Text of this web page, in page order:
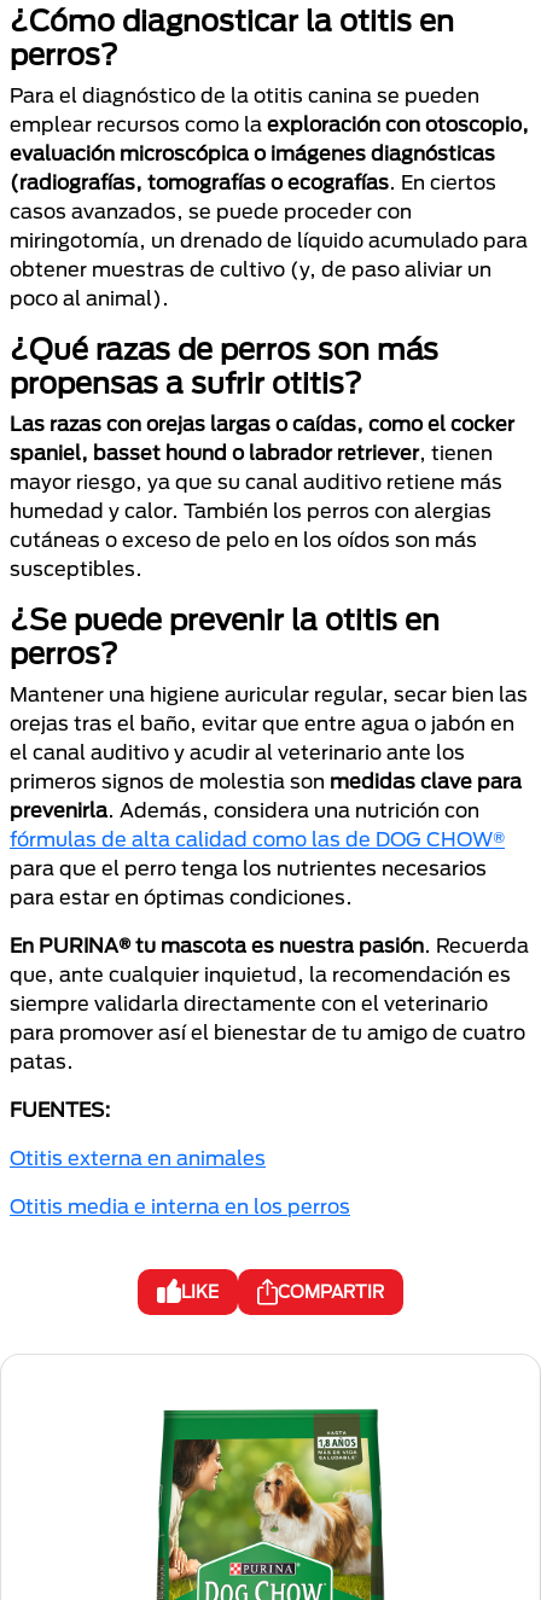
¿Cómo diagnosticar la otitis en
perros?
Para el diagnóstico de la otitis canina se pueden
emplear recursos como la exploración con otoscopio,
evaluación microscópica o imágenes diagnósticas
(radiografías, tomografías o ecografías. En ciertos
casos avanzados, se puede proceder con
miringotomía, un drenado de líquido acumulado para
obtener muestras de cultivo (y, de paso aliviar un
poco al animal).
¿Qué razas de perros son más
propensas a sufrir otitis?
Las razas con orejas largas o caídas, como el cocker
spaniel, basset hound o labrador retriever, tienen
mayor riesgo, ya que su canal auditivo retiene más
humedad y calor. También los perros con alergias
cutáneas o exceso de pelo en los oídos son más
susceptibles.
¿Se puede prevenir la otitis en
perros?
Mantener una higiene auricular regular, secar bien las
orejas tras el baño, evitar que entre agua o jabón en
el canal auditivo y acudir al veterinario ante los
primeros signos de molestia son medidas clave para
prevenirla. Además, considera una nutrición con
fórmulas de alta calidad como las de DOG CHOW®
para que el perro tenga los nutrientes necesarios
para estar en óptimas condiciones.
En PURINA® tu mascota es nuestra pasión. Recuerda
que, ante cualquier inquietud, la recomendación es
siempre validarla directamente con el veterinario
para promover así el bienestar de tu amigo de cuatro
patas.
FUENTES:
Otitis externa en animales
Otitis media e interna en los perros
LIKE COMPARTIR